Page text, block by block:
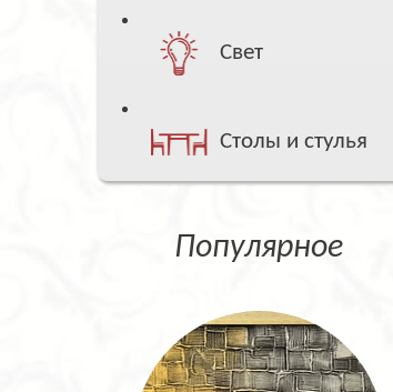
Свет
Столы и стулья
Популярное